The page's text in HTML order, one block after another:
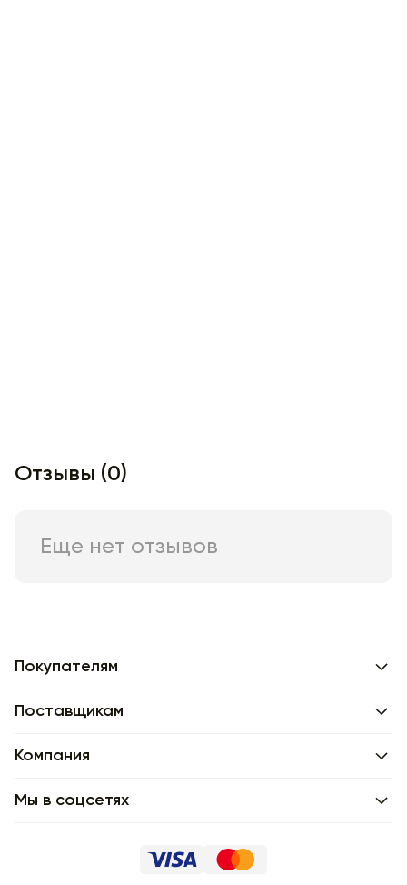
Отзывы (0)
Еще нет отзывов
Покупателям
Поставщикам
Компания
Мы в соцсетях